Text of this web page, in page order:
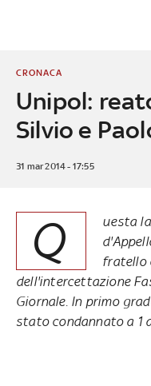
Unipol:
Silvio e
CRONACA
31 mar 2014 - 17:55
Q
uesta
fratello
dell'intercettazione
Giornale. In primo
stato condannato a 1